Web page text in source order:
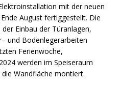
mit der neuen
August fertiggestellt. Die
Einbau der Türanlagen,
und Bodenlegerarbeiten
Ferienwoche,
werden im Speiseraum
Wandfläche montiert.